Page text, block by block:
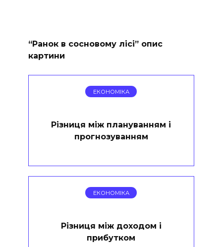
“Ранок в сосновому лісі” опис
картини
ЕКОНОМІКА
Різниця між плануванням і
прогнозуванням
ЕКОНОМІКА
Різниця між доходом і
прибутком